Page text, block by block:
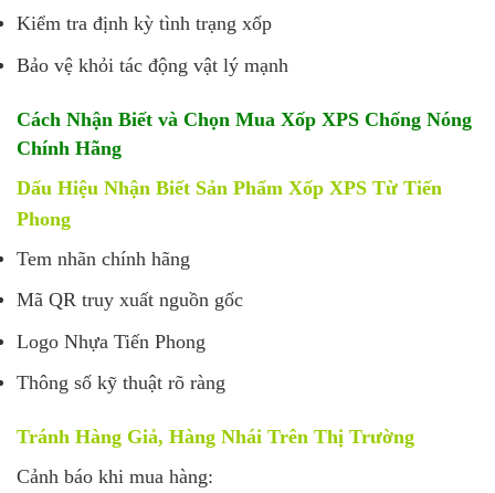
Kiểm tra định kỳ tình trạng xốp
Bảo vệ khỏi tác động vật lý mạnh
Cách Nhận Biết và Chọn Mua Xốp XPS Chống Nóng
Chính Hãng
Dấu Hiệu Nhận Biết Sản Phẩm Xốp XPS Từ Tiến
Phong
Tem nhãn chính hãng
Mã QR truy xuất nguồn gốc
Logo Nhựa Tiến Phong
Thông số kỹ thuật rõ ràng
Tránh Hàng Giả, Hàng Nhái Trên Thị Trường
Cảnh báo khi mua hàng: